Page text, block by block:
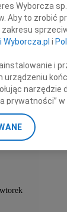
lat
Wyborcza sp.
to zrobić
i
i
urządzeniu
prywatności”
cookie
dane
do nich.